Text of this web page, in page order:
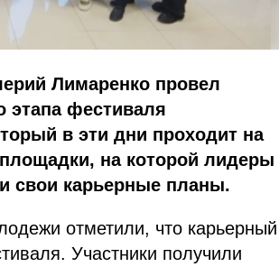
Лимаренко провел
этапа фестиваля
в эти дни проходит на
площадки, на которой лидеры
свои карьерные планы.
отметили, что карьерный
Участники получили